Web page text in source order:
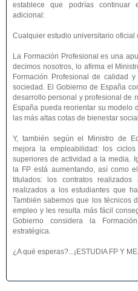
establece que podrías continuar
adicional:
Cualquier estudio universitario oficial
La Formación Profesional es una
decimos nosotros, lo afirma el
Formación Profesional de calidad
sociedad. El Gobierno de España
desarrollo personal y profesional de
España pueda reorientar su modelo
las más altas cotas de bienestar
Y, también según el Ministro de
mejora la empleabilidad: los
superiores de actividad a la media.
la FP está aumentando, así como
titulados: los contratos
realizados a los estudiantes que
También sabemos que los técnicos
empleo y les resulta más fácil
Gobierno considera la
estratégica.
¿A qué esperas?...¡ESTUDIA FP Y